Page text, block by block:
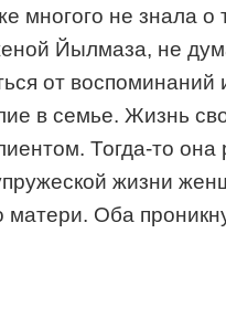
многого не знала о
Йылмаза, не
от воспоминаний
в семье. Жизнь
Тогда-то она
жизни
матери. Оба